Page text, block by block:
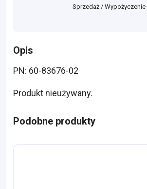
Sprzedaż / Wypożyczenie
Opis
PN: 60-83676-02
Produkt nieużywany.
Podobne produkty